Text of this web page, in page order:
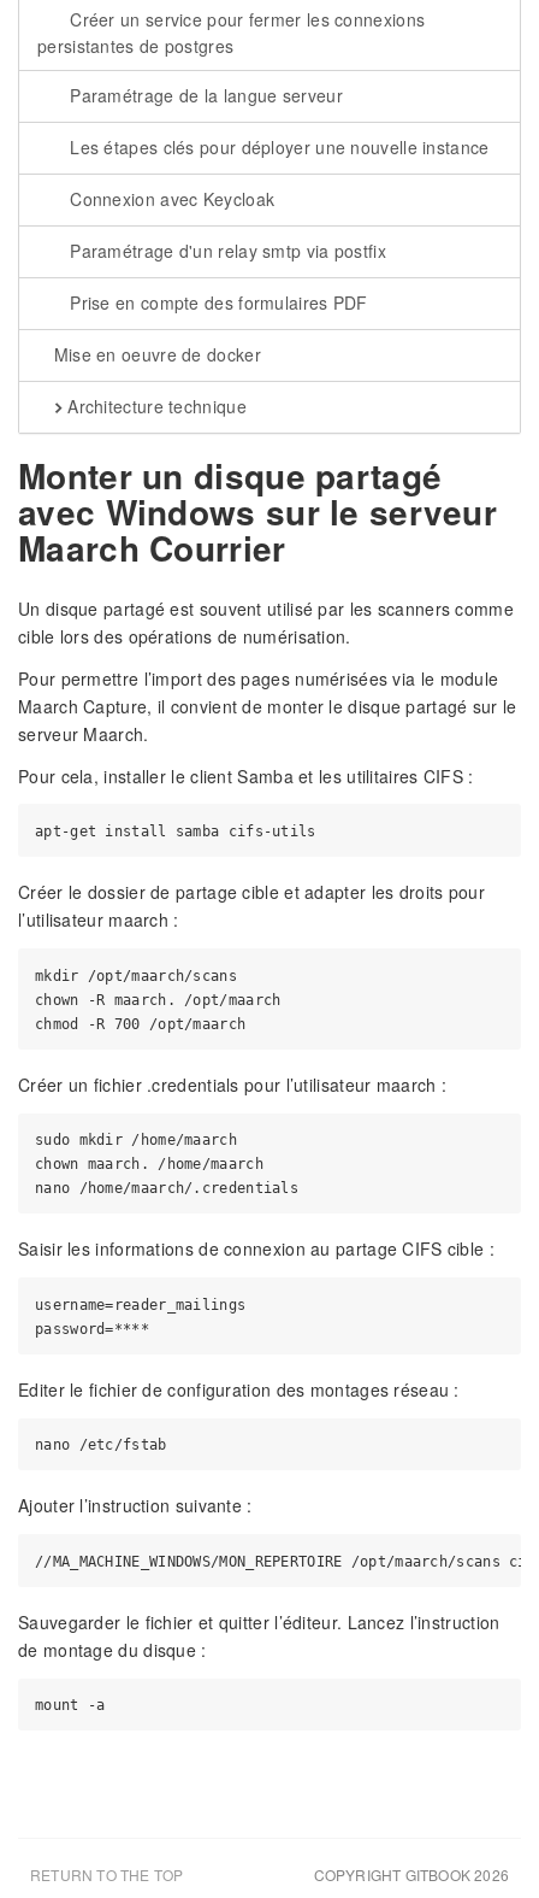
Créer un service pour fermer les connexions
persistantes de postgres
Paramétrage de la langue serveur
Les étapes clés pour déployer une nouvelle instance
Connexion avec Keycloak
Paramétrage d'un relay smtp via postfix
Prise en compte des formulaires PDF
Mise en oeuvre de docker
Architecture technique
Monter un disque partagé
avec Windows sur le serveur
Maarch Courrier
Un disque partagé est souvent utilisé par les scanners comme
cible lors des opérations de numérisation.
Pour permettre l’import des pages numérisées via le module
Maarch Capture, il convient de monter le disque partagé sur le
serveur Maarch.
Pour cela, installer le client Samba et les utilitaires CIFS :
Créer le dossier de partage cible et adapter les droits pour
l’utilisateur maarch :
mkdir /opt/maarch/scans
chown -R maarch. /opt/maarch
Créer un fichier .credentials pour l’utilisateur maarch :
sudo mkdir /home/maarch
chown maarch. /home/maarch
Saisir les informations de connexion au partage CIFS cible :
username=reader_mailings
Editer le fichier de configuration des montages réseau :
Ajouter l’instruction suivante :
Sauvegarder le fichier et quitter l’éditeur. Lancez l’instruction
de montage du disque :
COPYRIGHT GITBOOK 2026
RETURN TO THE TOP